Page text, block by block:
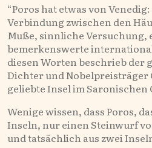
“Poros hat etwas von
Verbindung zwischen den
Muße, sinnliche Versuchung,
bemerkenswerte
diesen Worten beschrieb der
Dichter und Nobelpreisträger
geliebte Insel im Saronischen
Wenige wissen, dass Poros,
Inseln, nur einen Steinwurf
und tatsächlich aus zwei